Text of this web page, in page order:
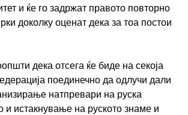
и ќе го задржат правото повторно
доколку оценат дека за тоа постои
дека отсега ќе биде на секоја
поединечно да одлучи дали
натпревари на руска
и истакнување на руското знаме и